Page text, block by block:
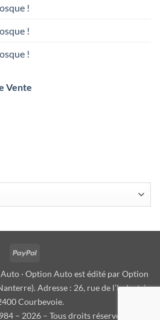
!
!
!
Vente
PayPal
· Option Auto est édité par Option
Adresse : 26, rue de l’Industrie
Courbevoie.
– 2026 – Tous droits réservés.